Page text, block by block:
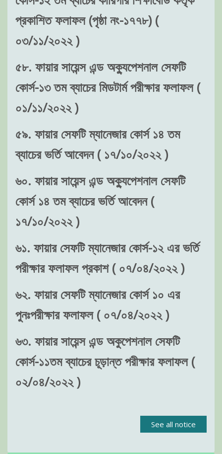
প্রকাশিত ফলাফল (পৃষ্ঠা নং-১৭৭৮) (
০৩/১১/২০২২ )
৫৮. ফায়ার সায়েন্স এন্ড অক্যুপেশনাল সেফটি
কোর্স-১৩ তম ব্যাচের মিডটার্ম পরীক্ষার ফলাফল (
০১/১১/২০২২ )
৫৯. ফায়ার সেফটি ম্যানেজার কোর্স ১৪ তম
ব্যাচের ভর্তি আবেদন ( ১৭/১০/২০২২ )
৬০. ফায়ার সায়েন্স এন্ড অক্যুপেশনাল সেফটি
কোর্স ১৪ তম ব্যাচের ভর্তি আবেদন (
১৭/১০/২০২২ )
৬১. ফায়ার সেফটি ম্যানেজার কোর্স-১২ এর ভর্তি
পরীক্ষার ফলাফল প্রকাশ ( ০৭/০৪/২০২২ )
৬২. ফায়ার সেফটি ম্যানেজার কোর্স ১০ এর
পুনঃপরীক্ষার ফলাফল ( ০৭/০৪/২০২২ )
৬৩. ফায়ার সায়েন্স এন্ড অকুপেশনাল সেফটি
কোর্স-১১তম ব্যাচের চূড়ান্ত পরীক্ষার ফলাফল (
০২/০৪/২০২২ )
See all notice